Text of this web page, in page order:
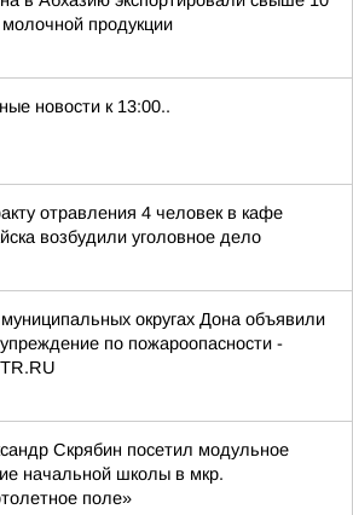
продукции
новости к 13:00..
отравления 4 человек в кафе
возбудили уголовное дело
округах Дона объявили
по пожароопасности -
Скрябин посетил модульное
начальной школы в мкр.
поле»